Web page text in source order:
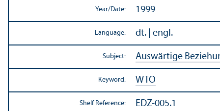
Year/Date: 1999
Language: dt. | engl.
Subject: Auswärtige
Keyword: WTO
Shelf Reference: EDZ-005.1